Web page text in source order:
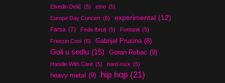
Elvedin Delić (5) etno (5)
Europe Day Concert (6) experimental (12)
Farsa (7) Feđa Ibrulj (5) Fontanit (5)
Freezin Cool (6) Gabrijel Prusina (8)
Goli u sedlu (15) Goran Rebac (9)
Handle With Care (5) hard rock (5)
heavy metal (9) hip hop (21)